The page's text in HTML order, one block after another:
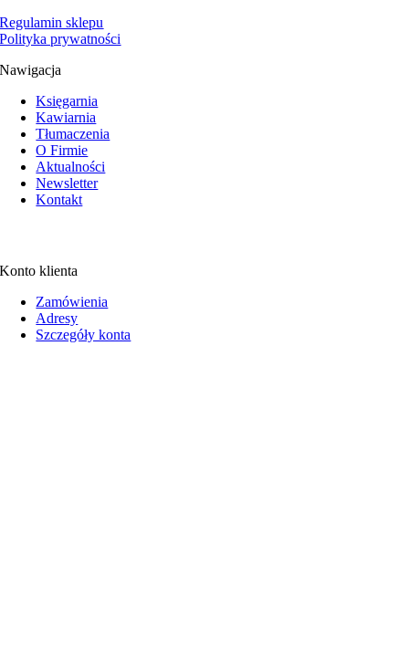
Regulamin sklepu
Polityka prywatności
Nawigacja
Księgarnia
Kawiarnia
Tłumaczenia
O Firmie
Aktualności
Newsletter
Kontakt
Konto klienta
Zamówienia
Adresy
Szczegóły konta